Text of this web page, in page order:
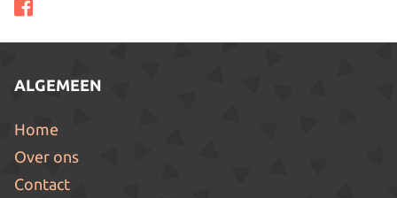
ALGEMEEN
Home
Over ons
Contact